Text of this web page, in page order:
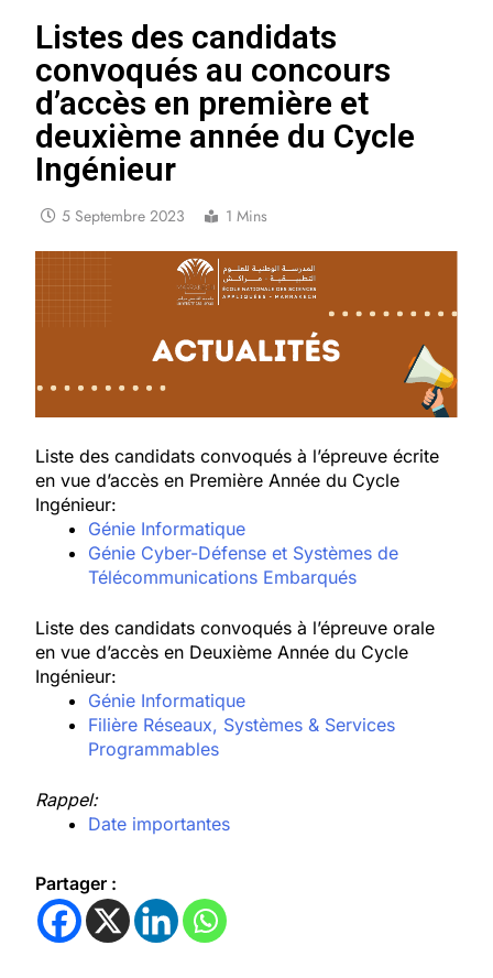
Listes des candidats
convoqués au concours
d’accès en première et
deuxième année du Cycle
Ingénieur
5 Septembre 2023 1 Mins
Liste des candidats convoqués à l’épreuve écrite
en vue d’accès en Première Année du Cycle
Ingénieur:
Génie Informatique
Génie Cyber-Défense et Systèmes de
Télécommunications Embarqués
Liste des candidats convoqués à l’épreuve orale
en vue d’accès en Deuxième Année du Cycle
Ingénieur:
Génie Informatique
Filière Réseaux, Systèmes & Services
Programmables
Rappel:
Date importantes
Partager :